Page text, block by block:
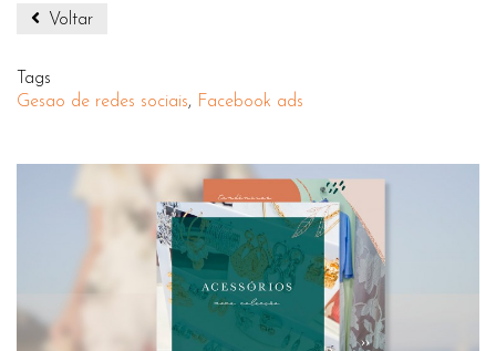
Voltar
Tags
Gesao de redes sociais, Facebook ads